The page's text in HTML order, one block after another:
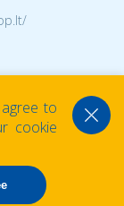
to
cookie